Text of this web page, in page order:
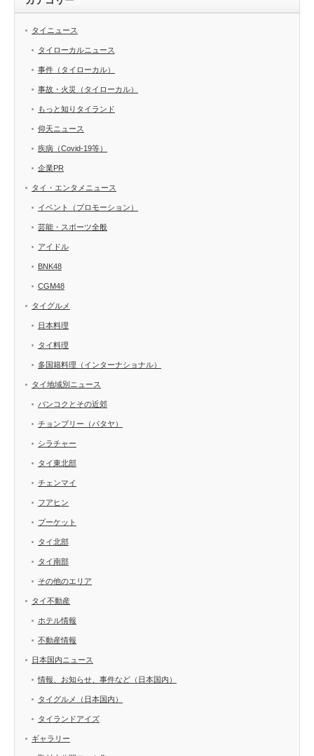
タイニュース
タイローカルニュース
事件（タイローカル）
事故・火災（タイローカル）
もっと知りタイランド
仰天ニュース
疾病（Covid-19等）
企業PR
タイ・エンタメニュース
イベント（プロモーション）
芸能・スポーツ全般
アイドル
BNK48
CGM48
タイグルメ
日本料理
タイ料理
多国籍料理（インターナショナル）
タイ地域別ニュース
バンコクとその近郊
チョンブリー（パタヤ）
シラチャー
タイ東北部
チェンマイ
フアヒン
プーケット
タイ北部
タイ南部
その他のエリア
タイ不動産
ホテル情報
不動産情報
日本国内ニュース
情報、お知らせ、事件など（日本国内）
タイグルメ（日本国内）
タイランドアイズ
ギャラリー